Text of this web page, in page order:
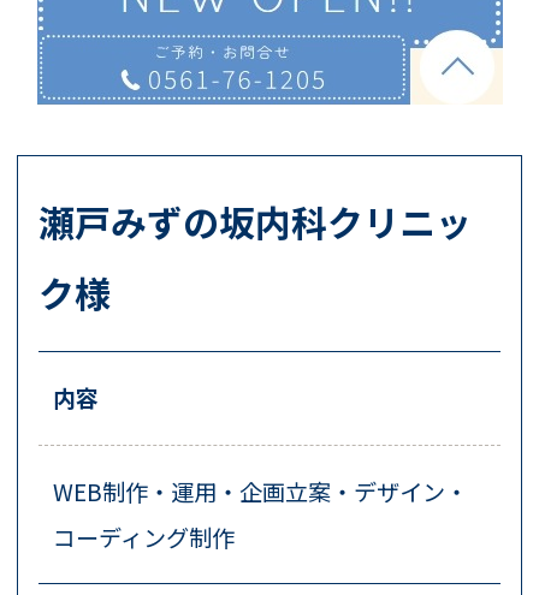
瀬戸みずの坂内科クリニッ
ク様
内容
WEB制作・運用・企画立案・デザイン・
コーディング制作